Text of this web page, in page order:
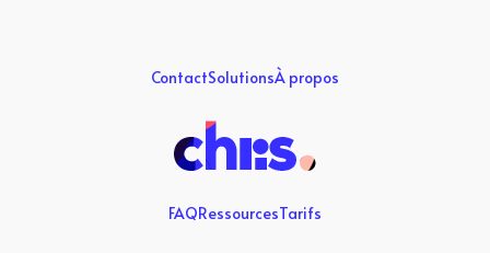
ContactSolutionsÀ propos
FAQRessourcesTarifs